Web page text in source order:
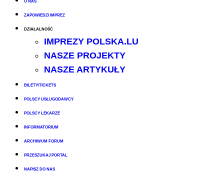
O NAS
ZAPOWIEDZI IMPREZ
DZIAŁALNOŚĆ
IMPREZY POLSKA.LU
NASZE PROJEKTY
NASZE ARTYKUŁY
BILETY/TICKETS
POLSCY USŁUGODAWCY
POLSCY LEKARZE
INFORMATORIUM
ARCHIWUM FORUM
PRZESZUKAJ PORTAL
NAPISZ DO NAS